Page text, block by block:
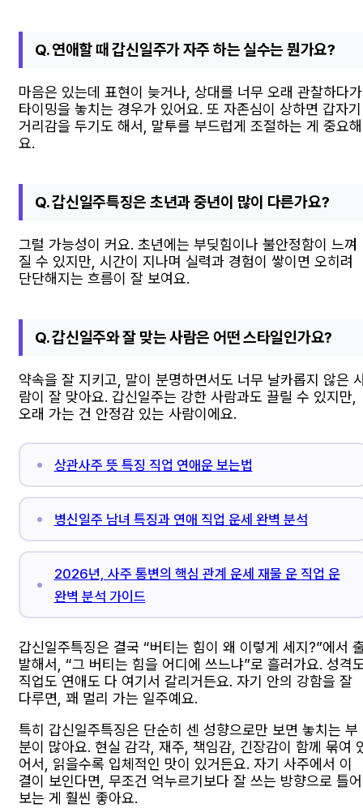
Q. 연애할 때 갑신일주가 자주 하는 실수는 뭔가요?
마음은 있는데 표현이 늦거나, 상대를 너무 오래 관찰하다가
타이밍을 놓치는 경우가 있어요. 또 자존심이 상하면 갑자기
거리감을 두기도 해서, 말투를 부드럽게 조절하는 게 중요해
요.
Q. 갑신일주특징은 초년과 중년이 많이 다른가요?
그럴 가능성이 커요. 초년에는 부딪힘이나 불안정함이 느껴
질 수 있지만, 시간이 지나며 실력과 경험이 쌓이면 오히려
단단해지는 흐름이 잘 보여요.
Q. 갑신일주와 잘 맞는 사람은 어떤 스타일인가요?
약속을 잘 지키고, 말이 분명하면서도 너무 날카롭지 않은
람이 잘 맞아요. 갑신일주는 강한 사람과도 끌릴 수 있지만,
오래 가는 건 안정감 있는 사람이에요.
상관사주 뜻 특징 직업 연애운 보는법
병신일주 남녀 특징과 연애 직업 운세 완벽 분석
2026년, 사주 통변의 핵심 관계 운세 재물 운 직업 운
완벽 분석 가이드
갑신일주특징은 결국 “버티는 힘이 왜 이렇게 세지?”에서
발해서, “그 버티는 힘을 어디에 쓰느냐”로 흘러가요. 성격
직업도 연애도 다 여기서 갈리거든요. 자기 안의 강함을 잘
다루면, 꽤 멀리 가는 일주예요.
특히 갑신일주특징은 단순히 센 성향으로만 보면 놓치는 부
분이 많아요. 현실 감각, 재주, 책임감, 긴장감이 함께 묶여
어서, 읽을수록 입체적인 맛이 있거든요. 자기 사주에서 이
결이 보인다면, 무조건 억누르기보다 잘 쓰는 방향으로 틀어
보는 게 훨씬 좋아요.